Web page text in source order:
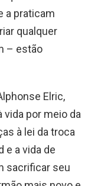
a praticam
qualquer
– estão
Elric,
vida por meio da
à lei da troca
e a vida de
sacrificar seu